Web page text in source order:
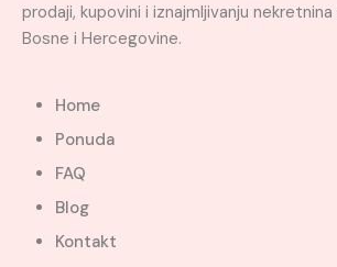
prodaji, kupovini i iznajmljivanju
Bosne i Hercegovine.
Home
Ponuda
FAQ
Blog
Kontakt